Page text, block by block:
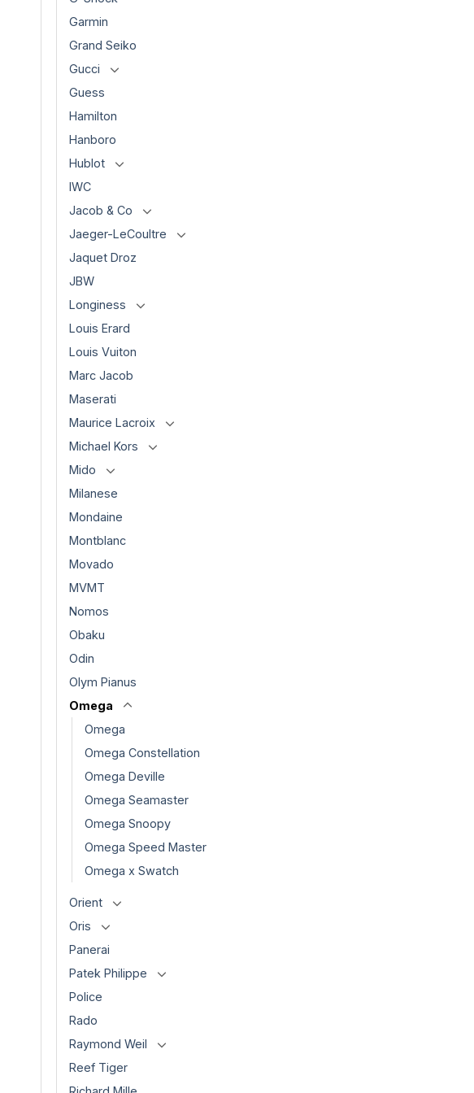
Garmin
Grand Seiko
Gucci
Guess
Hamilton
Hanboro
Hublot
IWC
Jacob & Co
Jaeger-LeCoultre
Jaquet Droz
JBW
Longiness
Louis Erard
Louis Vuiton
Marc Jacob
Maserati
Maurice Lacroix
Michael Kors
Mido
Milanese
Mondaine
Montblanc
Movado
MVMT
Nomos
Obaku
Odin
Olym Pianus
Omega
Omega
Omega Constellation
Omega Deville
Omega Seamaster
Omega Snoopy
Omega Speed Master
Omega x Swatch
Orient
Oris
Panerai
Patek Philippe
Police
Rado
Raymond Weil
Reef Tiger